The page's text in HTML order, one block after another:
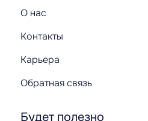
О нас
Контакты
Карьера
Обратная связь
Будет полезно